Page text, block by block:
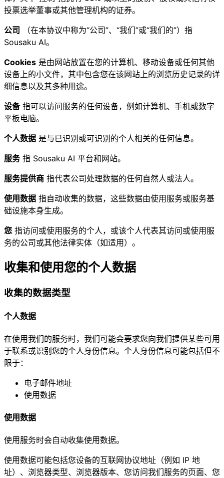
投票选举董事或其他管理机构的证券。
公司
（在本协议中称为“公司”、“我们”或“我们的”）指
Sousaku AI。
Cookies 是由网站放置在您的计算机、移动设备或任何其他
设备上的小文件，其中包含您在该网站上的浏览历史记录的详
细信息以及其多种用途。
设备 指可以访问服务的任何设备，例如计算机、手机或数字
平板电脑。
个人数据 是与已识别或可识别的个人相关的任何信息。
服务 指 Sousaku AI 平台和网站。
服务提供商 指代表公司处理数据的任何自然人或法人。
使用数据 指自动收集的数据，这些数据由使用服务或服务基
础设施本身生成。
您 指访问或使用服务的个人，或该个人代表其访问或使用服
务的公司或其他法律实体（如适用）。
收集和使用您的个人数据
收集的数据类型
个人数据
在使用我们的服务时，我们可能会要求您向我们提供某些可用
于联系或识别您的个人身份信息。个人身份信息可能包括但不
限于：
电子邮件地址
使用数据
使用数据
使用服务时会自动收集使用数据。
使用数据可能包括您设备的互联网协议地址（例如 IP 地
址）、浏览器类型、浏览器版本、您访问我们服务的页面、您